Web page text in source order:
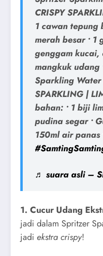
CRISPY
1 cawan tepung
merah besar • 1
genggam kucai,
mangkuk udang
Sparkling
SPARKLING |
bahan: • 1 biji
pudina segar •
150ml air panas
♬ suara asli –
1. Cucur Udang
jadi dalam Spritzer
jadi ekstra crispy!